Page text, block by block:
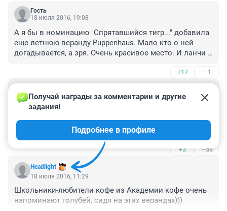
Гость
18 июля 2016, 19:08
А я бы в номинацию "Спрятавшийся тигр..." добавила
еще летнюю веранду Puppenhaus. Мало кто о ней
догадывается, а зря. Очень красивое место. И ланчи
+17 –1
18 июля 2016, 11:42
По поводу веранды бара 10TEN (10-й этаж гостиницы
«Марриотт») как раз случилась очень неприятная
история. В прошлый понедельник я с подругой и ее
ребенком посетили это заведение. После этого все
трое слегли с температурой, и воспаленным горлом.
Так получилось, что пока ждали приборы, все трое
ели дыню с одной вилки. В моем окружении больше
никто не заболел, так что мы думаем только на
грязную посуду в этом заведении.
+3 –58
Headlight
Получай награды за комментарии и другие
задания!
Подробнее в профиле
18 июля 2016, 11:29
Школьники-любители кофе из Академии кофе очень
напоминают голубей, сидя на этих верандах)))